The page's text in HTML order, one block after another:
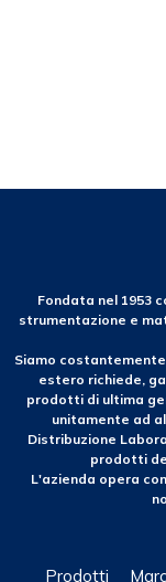
Fondata nel 1953
strumentazione e
Siamo
estero richiede,
prodotti di ultima
unitamente ad
Distribuzione
prodotti
L'azienda opera
Prodotti